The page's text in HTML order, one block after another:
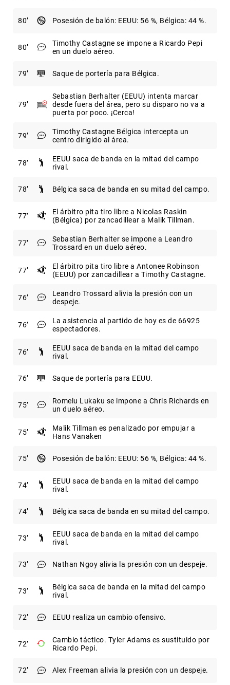
80 Posesión de balón: EEUU: 56 %, Bélgica: 44 %.
80
Timothy Castagne se impone a Ricardo Pepi
en un duelo aéreo.
79 Saque de portería para Bélgica.
79
Sebastian Berhalter (EEUU) intenta marcar
desde fuera del área, pero su disparo no va a
puerta por poco. ¡Cerca!
79
Timothy Castagne Bélgica intercepta un
centro dirigido al área.
78
EEUU saca de banda en la mitad del campo
rival.
78 Bélgica saca de banda en su mitad del campo.
77
El árbitro pita tiro libre a Nicolas Raskin
(Bélgica) por zancadillear a Malik Tillman.
77
Sebastian Berhalter se impone a Leandro
Trossard en un duelo aéreo.
77
El árbitro pita tiro libre a Antonee Robinson
(EEUU) por zancadillear a Timothy Castagne.
76
Leandro Trossard alivia la presión con un
despeje.
76
La asistencia al partido de hoy es de 66925
espectadores.
76
EEUU saca de banda en la mitad del campo
rival.
76 Saque de portería para EEUU.
75
Romelu Lukaku se impone a Chris Richards en
un duelo aéreo.
75
Malik Tillman es penalizado por empujar a
Hans Vanaken
75 Posesión de balón: EEUU: 56 %, Bélgica: 44 %.
74
EEUU saca de banda en la mitad del campo
rival.
74 Bélgica saca de banda en su mitad del campo.
73
EEUU saca de banda en la mitad del campo
rival.
73 Nathan Ngoy alivia la presión con un despeje.
73
Bélgica saca de banda en la mitad del campo
rival.
72 EEUU realiza un cambio ofensivo.
72
Cambio táctico. Tyler Adams es sustituido por
Ricardo Pepi.
72 Alex Freeman alivia la presión con un despeje.